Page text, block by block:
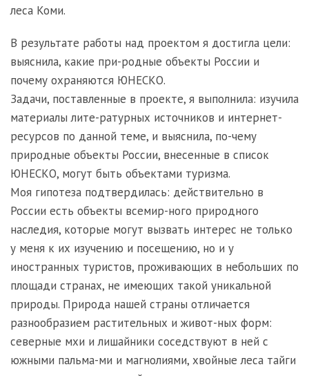
леса Коми.
В результате работы над проектом я достигла цели:
выяснила, какие при-родные объекты России и
почему охраняются ЮНЕСКО.
Задачи, поставленные в проекте, я выполнила: изучила
материалы лите-ратурных источников и интернет-
ресурсов по данной теме, и выяснила, по-чему
природные объекты России, внесенные в список
ЮНЕСКО, могут быть объектами туризма.
Моя гипотеза подтвердилась: действительно в
России есть объекты всемир-ного природного
наследия, которые могут вызвать интерес не только
у меня к их изучению и посещению, но и у
иностранных туристов, проживающих в небольших по
площади странах, не имеющих такой уникальной
природы. Природа нашей страны отличается
разнообразием растительных и живот-ных форм:
северные мхи и лишайники соседствуют в ней с
южными пальма-ми и магнолиями, хвойные леса тайги